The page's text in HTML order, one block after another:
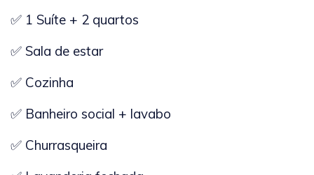
✅ 1 Suíte + 2 quartos
✅ Sala de estar
✅ Cozinha
✅ Banheiro social + lavabo
✅ Churrasqueira